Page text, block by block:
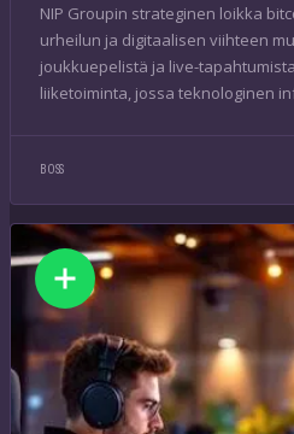
NIP Groupin strateginen loikka
urheilun ja digitaalisen viihteen
joukkuepelistä ja live-
liiketoiminta, jossa teknologinen
BOSS